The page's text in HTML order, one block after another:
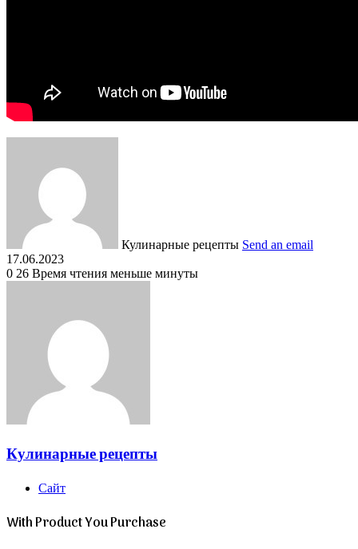
Кулинарные рецепты Send an email
17.06.2023
0 26 Время чтения меньше минуты
Кулинарные рецепты
Сайт
With Product You Purchase